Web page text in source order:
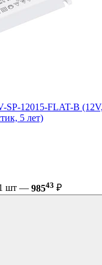
SP-12015-FLAT-B
5 лет)
1 шт — 98543 ₽